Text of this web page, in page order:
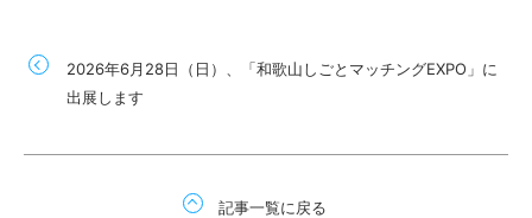
2026年6月28日（日）、「和歌山しごとマッチングEXPO」に
出展します
記事一覧に戻る